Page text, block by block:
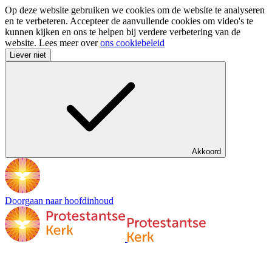
Op deze website gebruiken we cookies om de website te analyseren
en te verbeteren. Accepteer de aanvullende cookies om video's te
kunnen kijken en ons te helpen bij verdere verbetering van de
website. Lees meer overons cookiebeleid
Liever niet
Akkoord
Doorgaan naar hoofdinhoud